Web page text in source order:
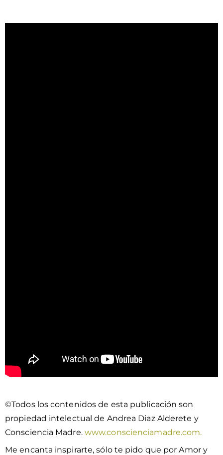
©Todos los contenidos de esta publicación son
propiedad intelectual de Andrea Diaz Alderete y
Consciencia Madre. www.conscienciamadre.com.
Me encanta inspirarte, sólo te pido que por Amor y